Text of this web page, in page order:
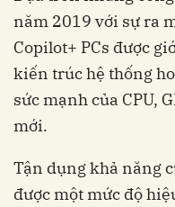
năm 2019 với sự ra
Copilot+ PCs được
kiến trúc hệ thống
sức mạnh của CPU,
mới.
Tận dụng khả năng
được một mức độ